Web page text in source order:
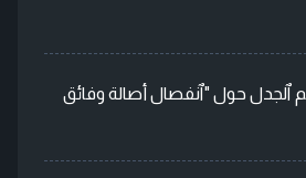
حول "ٱنفصال أصالة وفائق